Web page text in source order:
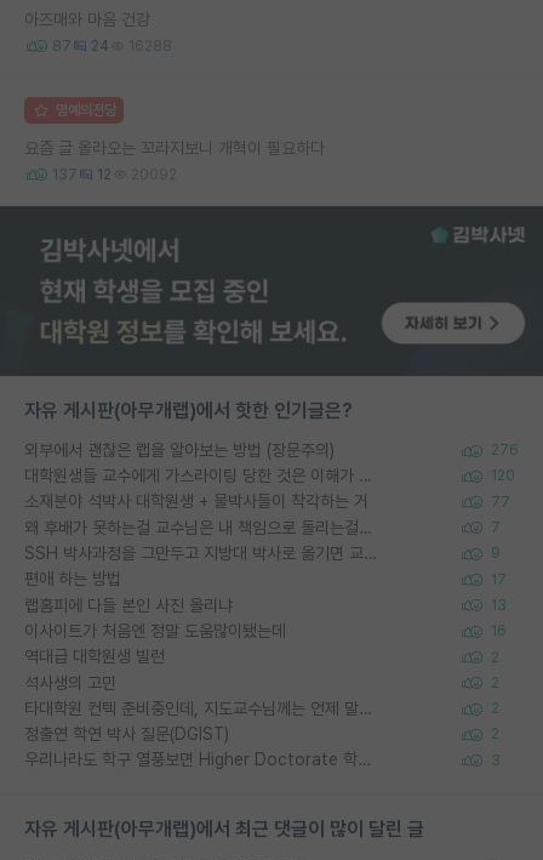
아즈매와 마음 건강
87 24 16288
명예의전당
요즘 글 올라오는 꼬라지보니 개혁이 필요하다
137 12 20092
자유 게시판(아무개랩)에서 핫한 인기글은?
외부에서 괜찮은 랩을 알아보는 방법 (장문주의) 276
대학원생들 교수에게 가스라이팅 당한 것은 이해가 갑니다. 안타깝네요. 120
소재분야 석박사 대학원생 + 물박사들이 착각하는 거 77
왜 후배가 못하는걸 교수님은 내 책임으로 돌리는걸까요? 7
SSH 박사과정을 그만두고 지방대 박사로 옮기면 교수의 꿈은 끝일까요? 9
편애 하는 방법 17
랩홈피에 다들 본인 사진 올리냐 13
이사이트가 처음엔 정말 도움많이됐는데 16
역대급 대학원생 빌런 2
석사생의 고민 2
타대학원 컨텍 준비중인데, 지도교수님께는 언제 말씀드려야 할까요? 2
정출연 학연 박사 질문(DGIST) 2
우리나라도 학구 열풍보면 Higher Doctorate 학위가 필요하다고 봅니다. 3
자유 게시판(아무개랩)에서 최근 댓글이 많이 달린 글